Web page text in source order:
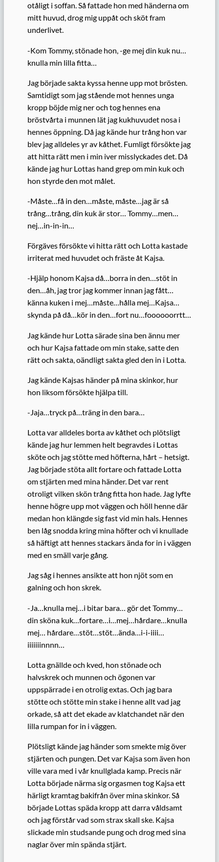
otåligt i soffan. Så fattade hon med händerna om
mitt huvud, drog mig uppåt och sköt fram
underlivet.
-Kom Tommy, stönade hon, -ge mej din kuk nu…
knulla min lilla fitta…
Jag började sakta kyssa henne upp mot brösten.
Samtidigt som jag stående mot hennes unga
kropp böjde mig ner och tog hennes ena
bröstvårta i munnen lät jag kukhuvudet nosa i
hennes öppning. Då jag kände hur trång hon var
blev jag alldeles yr av kåthet. Fumligt försökte jag
att hitta rätt men i min iver misslyckades det. Då
kände jag hur Lottas hand grep om min kuk och
hon styrde den mot målet.
-Måste…få in den…måste, måste…jag är så
trång…trång, din kuk är stor… Tommy…men…
nej…in-in-in…
Förgäves försökte vi hitta rätt och Lotta kastade
irriterat med huvudet och fräste åt Kajsa.
-Hjälp honom Kajsa då…borra in den…stöt in
den…åh, jag tror jag kommer innan jag fått…
känna kuken i mej…måste…hålla mej…Kajsa…
skynda på då…kör in den…fort nu…foooooorrtt…
Jag kände hur Lotta särade sina ben ännu mer
och hur Kajsa fattade om min stake, satte den
rätt och sakta, oändligt sakta gled den in i Lotta.
Jag kände Kajsas händer på mina skinkor, hur
hon liksom försökte hjälpa till.
-Jaja…tryck på…träng in den bara…
Lotta var alldeles borta av kåthet och plötsligt
kände jag hur lemmen helt begravdes i Lottas
sköte och jag stötte med höfterna, hårt – hetsigt.
Jag började stöta allt fortare och fattade Lotta
om stjärten med mina händer. Det var rent
otroligt vilken skön trång fitta hon hade. Jag lyfte
henne högre upp mot väggen och höll henne där
medan hon klängde sig fast vid min hals. Hennes
ben låg snodda kring mina höfter och vi knullade
så häftigt att hennes stackars ända for in i väggen
med en smäll varje gång.
Jag såg i hennes ansikte att hon njöt som en
galning och hon skrek.
-Ja…knulla mej…i bitar bara… gör det Tommy…
din sköna kuk…fortare…i…mej…hårdare…knulla
mej… hårdare…stöt…stöt…ända…i-i-iiii…
iiiiiiinnnn…
Lotta gnällde och kved, hon stönade och
halvskrek och munnen och ögonen var
uppspärrade i en otrolig extas. Och jag bara
stötte och stötte min stake i henne allt vad jag
orkade, så att det ekade av klatchandet när den
lilla rumpan for in i väggen.
Plötsligt kände jag händer som smekte mig över
stjärten och pungen. Det var Kajsa som även hon
ville vara med i vår knull­glada kamp. Precis när
Lotta började närma sig orgasmen tog Kajsa ett
härligt kramtag bakifrån över mina skinkor. Så
började Lottas späda kropp att darra våldsamt
och jag förstår vad som strax skall ske. Kajsa
slickade min studsande pung och drog med sina
naglar över min spända stjärt.